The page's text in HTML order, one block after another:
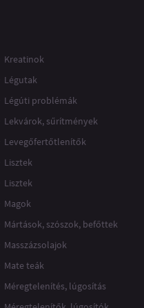
Kreatinok
Légutak
Légúti problémák
Lekvárok, sűrítmények
Levegőfertőtlenítők
Lisztek
Lisztek
Magok
Mártások, szószok, befőttek
Masszázsolajok
Mate teák
Méregtelenítés, lúgosítás